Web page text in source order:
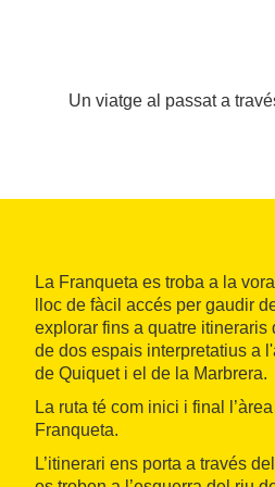
Un viatge al passat a
La Franqueta es troba a la
lloc de fàcil accés per gaudir
explorar fins a quatre itineraris
de dos espais interpretatius a
de Quiquet i el de la Marbrera.
La ruta té com inici i final
Franqueta.
L’itinerari ens porta a través